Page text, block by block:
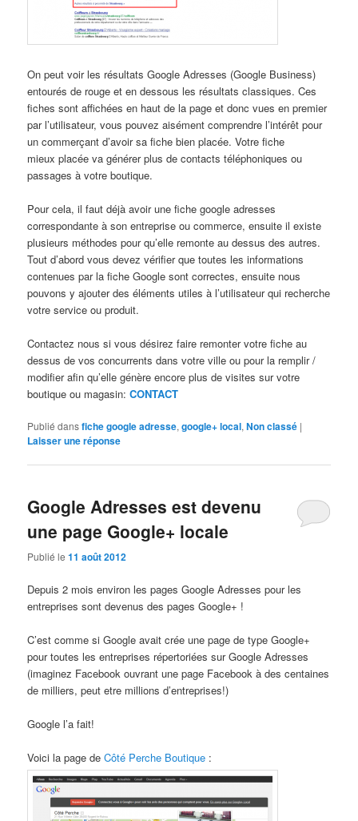
On peut voir les résultats Google Adresses (Google Business)
entourés de rouge et en dessous les résultats classiques. Ces
fiches sont affichées en haut de la page et donc vues en premier
par l’utilisateur, vous pouvez aisément comprendre l’intérêt pour
un commerçant d’avoir sa fiche bien placée. Votre fiche
mieux placée va générer plus de contacts téléphoniques ou
passages à votre boutique.
Pour cela, il faut déjà avoir une fiche google adresses
correspondante à son entreprise ou commerce, ensuite il existe
plusieurs méthodes pour qu’elle remonte au dessus des autres.
Tout d’abord vous devez vérifier que toutes les informations
contenues par la fiche Google sont correctes, ensuite nous
pouvons y ajouter des éléments utiles à l’utilisateur qui recherche
votre service ou produit.
Contactez nous si vous désirez faire remonter votre fiche au
dessus de vos concurrents dans votre ville ou pour la remplir /
modifier afin qu’elle génère encore plus de visites sur votre
boutique ou magasin:CONTACT
Publié dansfiche google adresse,google+ local,Non classé |
Laisser une réponse
Google Adresses est devenu
une page Google+ locale
Publié le11 août 2012
Depuis 2 mois environ les pages Google Adresses pour les
entreprises sont devenus des pages Google+ !
C’est comme si Google avait crée une page de type Google+
pour toutes les entreprises répertoriées sur Google Adresses
(imaginez Facebook ouvrant une page Facebook à des centaines
de milliers, peut etre millions d’entreprises!)
Google l’a fait!
Voici la page deCôté Perche Boutique :